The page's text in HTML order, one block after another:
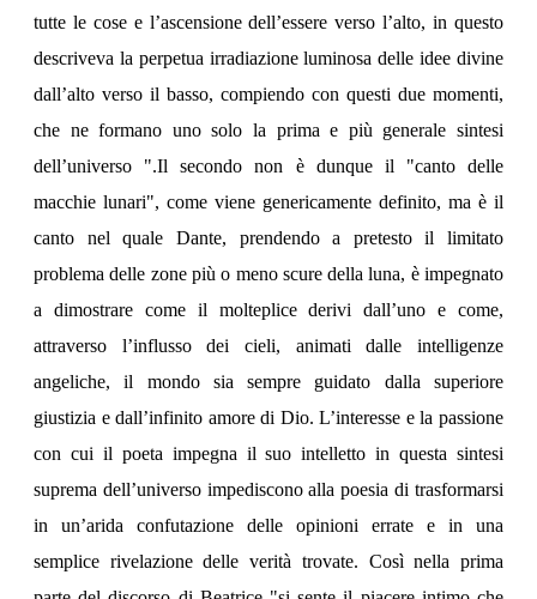
tutte le cose e l’ascensione dell’essere verso l’alto, in questo
descriveva la perpetua irradiazione luminosa delle idee divine
dall’alto verso il basso, compiendo con questi due momenti,
che ne formano uno solo la prima e più generale sintesi
dell’universo ".Il secondo non è dunque il "canto delle
macchie lunari", come viene genericamente definito, ma è il
canto nel quale Dante, prendendo a pretesto il limitato
problema delle zone più o meno scure della luna, è impegnato
a dimostrare come il molteplice derivi dall’uno e come,
attraverso l’influsso dei cieli, animati dalle intelligenze
angeliche, il mondo sia sempre guidato dalla superiore
giustizia e dall’infinito amore di Dio. L’interesse e la passione
con cui il poeta impegna il suo intelletto in questa sintesi
suprema dell’universo impediscono alla poesia di trasformarsi
in un’arida confutazione delle opinioni errate e in una
semplice rivelazione delle verità trovate. Così nella prima